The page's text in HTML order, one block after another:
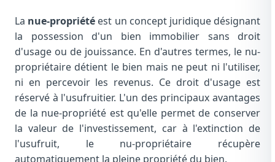
La nue-propriété est un concept juridique désignant
la possession d'un bien immobilier sans droit
d'usage ou de jouissance. En d'autres termes, le nu-
propriétaire détient le bien mais ne peut ni l'utiliser,
ni en percevoir les revenus. Ce droit d'usage est
réservé à l'usufruitier. L'un des principaux avantages
de la nue-propriété est qu'elle permet de conserver
la valeur de l'investissement, car à l'extinction de
l'usufruit, le nu-propriétaire récupère
automatiquement la pleine propriété du bien.